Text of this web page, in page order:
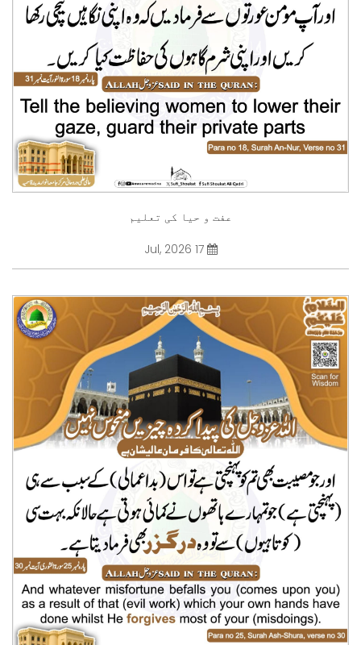
عفت و حیا کی تعلیم
17 Jul, 2026